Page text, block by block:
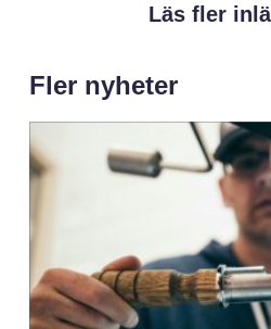
Läs fler
Fler nyheter